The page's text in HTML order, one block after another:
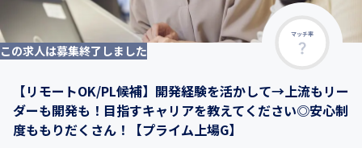
マッチ率
この求人は募集終了しました
【リモートOK/PL候補】開発経験を活かして→上流もリー
ダーも開発も！目指すキャリアを教えてください◎安心制
度ももりだくさん！【プライム上場G】